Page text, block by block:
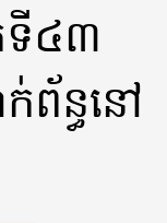
ទី៤៣
ព័ន្ធនៅ